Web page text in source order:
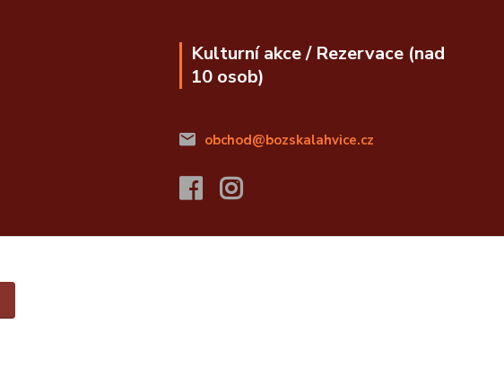
Kulturní akce / Rezervace (nad
10 osob)
obchod@bozskalahvice.cz